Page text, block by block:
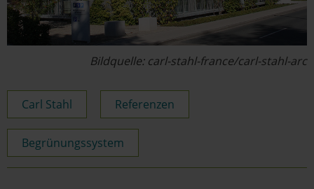
Bildquelle: carl-stahl-france/carl-stahl-arc
Carl Stahl Referenzen
Begrünungssystem